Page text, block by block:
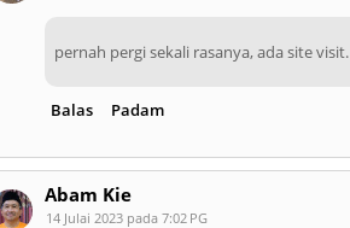
pernah pergi sekali rasanya, ada site visit.
Balas Padam
Abam Kie
14 Julai 2023 pada 7:02 PG